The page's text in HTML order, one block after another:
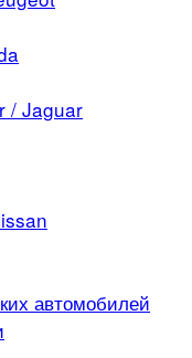
/ Jaguar
автомобилей